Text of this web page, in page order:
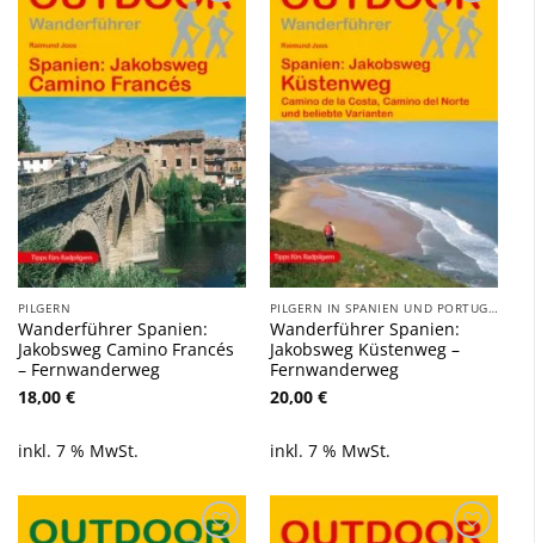
Zu
Wunschliste
hinzufügen
PILGERN
Wanderführer Spanien:
Jakobsweg Camino Francés
– Fernwanderweg
18,00 €
inkl. 7 % MwSt.
Zu
Wunschliste
hinzufügen
PILGERN IN SPANIEN UND PORTUGAL
Wanderführer Spanien:
Jakobsweg Küstenweg –
Fernwanderweg
20,00 €
inkl. 7 % MwSt.